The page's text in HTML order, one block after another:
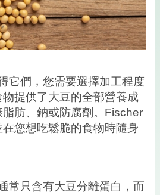
它們，您需要選擇加工程度
提供了大豆的全部營養成
肪、鈉或防腐劑。 Fischer
您想吃鬆脆的食物時隨身
常只含有大豆分離蛋白，而